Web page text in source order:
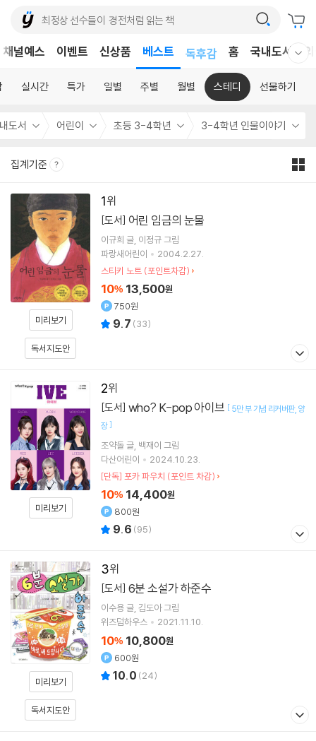
채널예스 이벤트 신상품 베스트
독후감
홈 국내도서
실시간 특가 일별 주별 월별 스테디 선물하기
도서 어린이 초등 3-4학년 3-4학년 인물이야기
집계기준
1
미리보기
독서지도안
[도서] 어린 임금의 눈물
이규희 글 이정규그림
파랑새어린이
2004.2.27.
스티키 노트 (포인트차감)
10% 13,500원
750원
9.7 (33)
2
미리보기
[도서] who? K-pop 아이브 [ 5만 부 기념 리커버판 양
장]
조약돌글 백재이 그림
다산어린이
2024.10.23.
[단독] 포카 파우치 (포인트 차감)
10% 14,400원
800원
9.6 (95)
3
미리보기
독서지도안
[도서] 6분 소설가 하준수
이수용글 김도아그림
위즈덤하우스
2021.11.10.
10% 10,800원
600원
10.0 (24)